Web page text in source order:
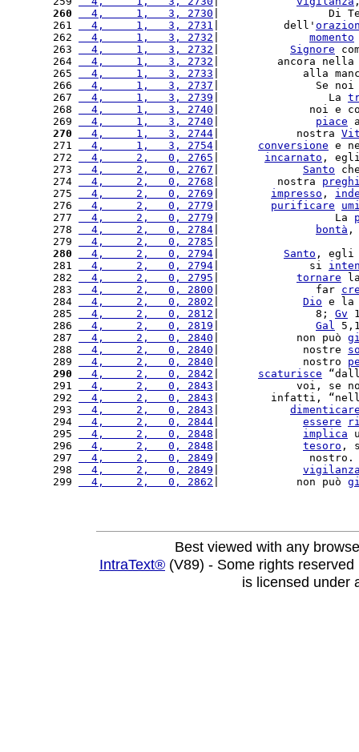
260
  4,     1,   3, 2730
|                 Di
261
  4,     1,   3, 2731
|          dell'
262
  4,     1,   3, 2732
momento
263
  4,     1,   3, 2732
Signore
264
  4,     1,   3, 2732
|         ancora
265
  4,     1,   3, 2733
|             alla
266
  4,     1,   3, 2737
|               Se
267
  4,     1,   3, 2739
|                 La
268
  4,     1,   3, 2740
|              noi e
269
  4,     1,   3, 2740
piace
270
  4,     1,   3, 2744
|            nostra
271
  4,     1,   3, 2754
conversione e
272
  4,     2,   0, 2765
incarnato ,
273
  4,     2,   0, 2767
Santo
274
  4,     2,   0, 2768
|         nostra
275
  4,     2,   0, 2769
impresso ,
276
  4,     2,   0, 2779
purificare
277
  4,     2,   0, 2779
|                  La
278
  4,     2,   0, 2784
bontà ,
279
  4,     2,   0, 2785
280
  4,     2,   0, 2794
Santo ,
281
  4,     2,   0, 2794
|              si
282
  4,     2,   0, 2795
tornare
283
  4,     2,   0, 2800
|               far
284
  4,     2,   0, 2802
Dio e la
285
  4,     2,   0, 2812
|               8; Gv
286
  4,     2,   0, 2819
Gal
287
  4,     2,   0, 2840
|            non può
288
  4,     2,   0, 2840
|             nostre
289
  4,     2,   0, 2840
|             nostro
290
  4,     2,   0, 2842
scaturisce
291
  4,     2,   0, 2843
|            voi, se
292
  4,     2,   0, 2843
|        infatti,
293
  4,     2,   0, 2843
294
  4,     2,   0, 2844
essere
295
  4,     2,   0, 2848
implica
296
  4,     2,   0, 2848
tesoro ,
297
  4,     2,   0, 2849
|              nostro.
298
  4,     2,   0, 2849
299
  4,     2,   0, 2862
|            non può
Best viewed with any
IntraText® (V89) - Some rights
is licensed under